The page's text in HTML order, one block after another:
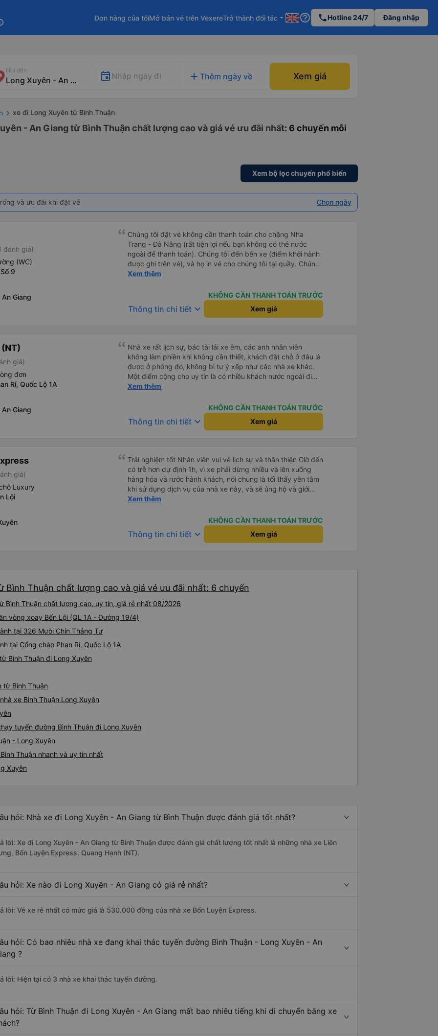
Đơn hàng của tôiMở bán vé trên VexereTrở thành đối tác arrow_drop_down help_outline phoneHotline 24/7 Đăng nhập
Nơi đến
Nhập ngày đi add Thêm ngày về Xem giá
xe đi Long Xuyên từ Bình Thuận
- An Giang từ Bình Thuận chất lượng cao và giá vé ưu đãi nhất: 6 chuyến mỗi
Xem bộ lọc chuyến phổ biến
và ưu đãi khi đặt vé Chọn ngày
đánh giá)
(WC)
9
Giang
Chúng tôi đặt vé không cần thanh toán cho chặng Nha
Trang - Đà Nẵng (rất tiện lợi nếu bạn không có thẻ nước
ngoài để thanh toán). Chúng tôi đến bến xe (điểm khởi hành
được ghi trên vé), và họ in vé cho chúng tôi tại quầy. Chúng
tôi cũng quyết định mua vé chiều về trực tiếp tại quầy, vì giá
buýt nhỏ đến điểm hẹn, sau đó chuyển sang xe giường nằm.
Tôi khuyên bạn nên mang theo áo len ấm hoặc áo khoác
mỏng, vì thỉnh thoảng trời khá lạnh, và chăn mền thì hơi cũ,
từ Đà Nẵng (bến xe Đà Nẵng, Nhà ga B2, Lối ra 8) trên một
loại xe buýt khác với ba hàng ghế ngả. Xe ít rộng rãi hơn,
nhưng vẫn khá thoải mái và tốt hơn nhiều so với một chuyến
đi 8-10 tiếng ngồi một chỗ. Chúng tôi cũng dừng lại gần Nha
Trang và sau đó được đưa đến ga bằng xe buýt nhỏ. Họ
cũng vận chuyển hàng hóa trong suốt chuyến đi, và có thể
công ty này và đặt chỗ ngồi VIP.
Xem thêm
KHÔNG CẦN THANH TOÁN TRƯỚC
Thông tin chi tiết keyboard_arrow_down Xem giá
giá)
đơn
Rí, Quốc Lộ 1A
Giang
Nhà xe rất lịch sự, bác tài lái xe êm, các anh nhân viên
không làm phiền khi không cần thiết, khách đặt chỗ ở đâu là
được ở phòng đó, không bị tự ý xếp như các nhà xe khác.
Một điểm cộng cho uy tín là có nhiều khách nước ngoài đi
Xem thêm
KHÔNG CẦN THANH TOÁN TRƯỚC
Thông tin chi tiết keyboard_arrow_down Xem giá
giá)
Luxury
Lội
Trải nghiệm tốt Nhân viên vui vẻ lịch sự và thân thiện Giờ đến
có trễ hơn dự định 1h, vì xe phải dừng nhiều và lên xuống
hàng hóa và rước hành khách, nói chung là tối thấy yên tâm
khi sử dụng dịch vụ của nhà xe này, và sẽ ủng hộ và giới
thiệu cho người thân sử dụng dịch vụ của nhà xe này
Xem thêm
KHÔNG CẦN THANH TOÁN TRƯỚC
Thông tin chi tiết keyboard_arrow_down Xem giá
Bình Thuận chất lượng cao và giá vé ưu đãi nhất: 6 chuyến
Bình Thuận chất lượng cao, uy tín, giá rẻ nhất 08/2026
vòng xoay Bến Lội (QL 1A - Đường 19/4)
tại 326 Mười Chín Tháng Tư
tại Cổng chào Phan Rí, Quốc Lộ 1A
Bình Thuận đi Long Xuyên
từ Bình Thuận
xe Bình Thuận Long Xuyên
tuyến đường Bình Thuận đi Long Xuyên
- Long Xuyên
Thuận nhanh và uy tín nhất
Xuyên
hỏi: Nhà xe đi Long Xuyên - An Giang từ Bình Thuận được đánh giá tốt nhất?
lời: Xe đi Long Xuyên - An Giang từ Bình Thuận được đánh giá chất lượng tốt nhất là những nhà xe Liên
Bốn Luyện Express, Quang Hạnh (NT).
hỏi: Xe nào đi Long Xuyên - An Giang có giá rẻ nhất?
lời: Vé xe rẻ nhất có mức giá là 530.000 đồng của nhà xe Bốn Luyện Express.
hỏi: Có bao nhiêu nhà xe đang khai thác tuyến đường Bình Thuận - Long Xuyên - An
?
lời: Hiện tại có 3 nhà xe khai thác tuyến đường.
hỏi: Từ Bình Thuận đi Long Xuyên - An Giang mất bao nhiêu tiếng khi di chuyển bằng xe